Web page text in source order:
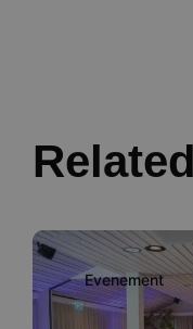
Evenement
Image